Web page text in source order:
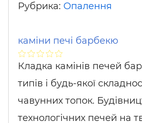
Рубрика: Опалення
каміни печі барбекю
Кладка камінів печей
типів і будь-якої
чавунних топок.
технологічних печей на